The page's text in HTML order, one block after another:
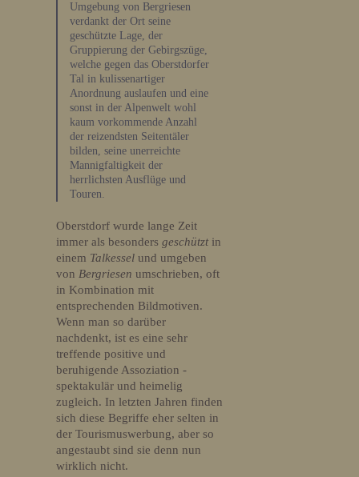
Umgebung von Bergriesen
verdankt der Ort seine
geschützte Lage, der
Gruppierung der Gebirgszüge,
welche gegen das Oberstdorfer
Tal in kulissenartiger
Anordnung auslaufen und eine
sonst in der Alpenwelt wohl
kaum vorkommende Anzahl
der reizendsten Seitentäler
bilden, seine unerreichte
Mannigfaltigkeit der
herrlichsten Ausflüge und
Touren.
Oberstdorf wurde lange Zeit
immer als besonders geschützt in
einem Talkessel und umgeben
von Bergriesen umschrieben, oft
in Kombination mit
entsprechenden Bildmotiven.
Wenn man so darüber
nachdenkt, ist es eine sehr
treffende positive und
beruhigende Assoziation -
spektakulär und heimelig
zugleich. In letzten Jahren finden
sich diese Begriffe eher selten in
der Tourismuswerbung, aber so
angestaubt sind sie denn nun
wirklich nicht.